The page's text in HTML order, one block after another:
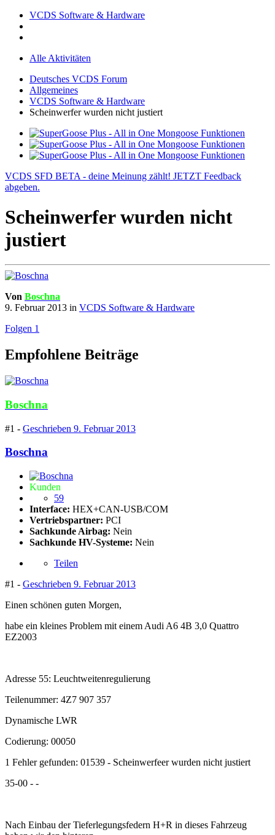
VCDS Software & Hardware
Alle Aktivitäten
Deutsches VCDS Forum
Allgemeines
VCDS Software & Hardware
Scheinwerfer wurden nicht justiert
VCDS SFD BETA - deine Meinung zählt! JETZT Feedback
abgeben.
Scheinwerfer wurden nicht
justiert
Von Boschna
9. Februar 2013 in VCDS Software & Hardware
Folgen 1
Empfohlene Beiträge
Boschna
#1 - Geschrieben 9. Februar 2013
Boschna
Kunden
59
Interface: HEX+CAN-USB/COM
Vertriebspartner: PCI
Sachkunde Airbag: Nein
Sachkunde HV-Systeme: Nein
Teilen
#1 - Geschrieben 9. Februar 2013
Einen schönen guten Morgen,
habe ein kleines Problem mit einem Audi A6 4B 3,0 Quattro
EZ2003
Adresse 55: Leuchtweitenregulierung
Teilenummer: 4Z7 907 357
Dynamische LWR
Codierung: 00050
1 Fehler gefunden: 01539 - Scheinwerfeer wurden nicht justiert
35-00 - -
Nach Einbau der Tieferlegungsfedern H+R in dieses Fahrzeug